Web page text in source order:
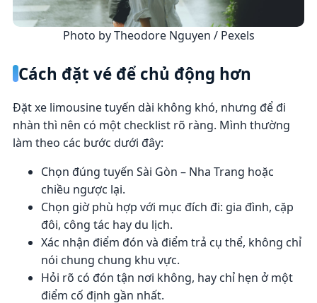
Photo by Theodore Nguyen / Pexels
Cách đặt vé để chủ động hơn
Đặt xe limousine tuyến dài không khó, nhưng để đi
nhàn thì nên có một checklist rõ ràng. Mình thường
làm theo các bước dưới đây:
Chọn đúng tuyến Sài Gòn – Nha Trang hoặc
chiều ngược lại.
Chọn giờ phù hợp với mục đích đi: gia đình, cặp
đôi, công tác hay du lịch.
Xác nhận điểm đón và điểm trả cụ thể, không chỉ
nói chung chung khu vực.
Hỏi rõ có đón tận nơi không, hay chỉ hẹn ở một
điểm cố định gần nhất.